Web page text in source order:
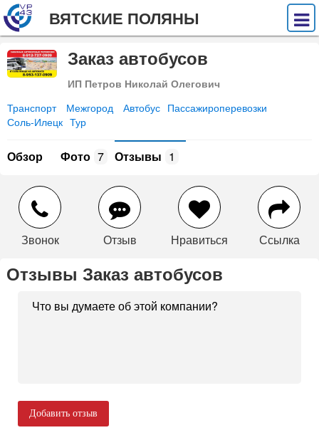
ВЯТСКИЕ ПОЛЯНЫ
Заказ автобусов
ИП Петров Николай Олегович
Транспорт Межгород Автобус Пассажироперевозки
Соль-Илецк Тур
Обзор Фото 7 Отзывы 1
Звонок Отзыв Нравиться Ссылка
Отзывы Заказ автобусов
Добавить отзыв